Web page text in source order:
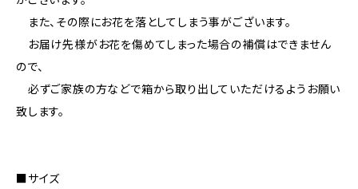
また、その際にお花を落としてしまう事がございます。
お届け先様がお花を傷めてしまった場合の補償はできません
ので、
必ずご家族の方などで箱から取り出していただけるようお願い
致します。
■サイズ